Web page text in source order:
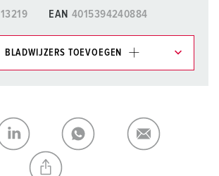
13219 EAN 4015394240884
BLADWIJZERS TOEVOEGEN
TOEVOEGEN
NIEUW LIJST MAKEN